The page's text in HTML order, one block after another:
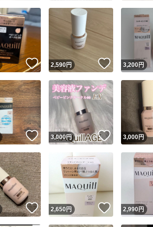
Yahoo!フリ
安心取引出品
安心取引
取引実績
取引実績
他フリ
スピード&安
※このバッジは
スピード
スピード
商品
コピ
いいね！
2,590円 いいね！
3,200円
いいね！
3,000円 いいね！
3,000円
いいね！
2,650円 いいね！
2,990円